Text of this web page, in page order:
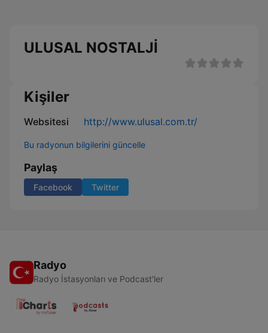
ULUSAL NOSTALJİ
Kişiler
Websitesi http://www.ulusal.com.tr/
Bu radyonun bilgilerini güncelle
Paylaş
Facebook Twitter
Radyo
Radyo İstasyonları ve Podcast'ler